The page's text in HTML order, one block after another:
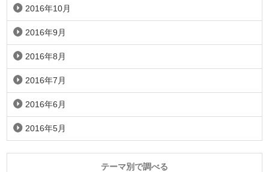
2016年10月
2016年9月
2016年8月
2016年7月
2016年6月
2016年5月
テーマ別で調べる